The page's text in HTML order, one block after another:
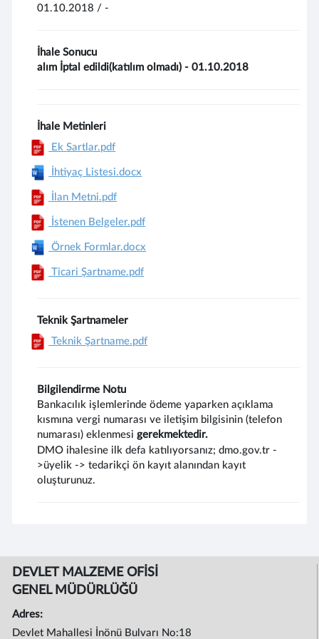
01.10.2018 / -
İhale Sonucu
alım İptal edildi(katılım olmadı) - 01.10.2018
İhale Metinleri
Ek Sartlar.pdf
İhtiyaç Listesi.docx
İlan Metni.pdf
İstenen Belgeler.pdf
Örnek Formlar.docx
Ticari Şartname.pdf
Teknik Şartnameler
Teknik Şartname.pdf
Bilgilendirme Notu
Bankacılık işlemlerinde ödeme yaparken açıklama
kısmına vergi numarası ve iletişim bilgisinin (telefon
numarası) eklenmesigerekmektedir.
DMO ihalesine ilk defa katılıyorsanız; dmo.gov.tr -
>üyelik -> tedarikçi ön kayıt alanından kayıt
oluşturunuz.
DEVLET MALZEME OFİSİ
GENEL MÜDÜRLÜĞÜ
Adres:
Devlet Mahallesi İnönü Bulvarı No:18